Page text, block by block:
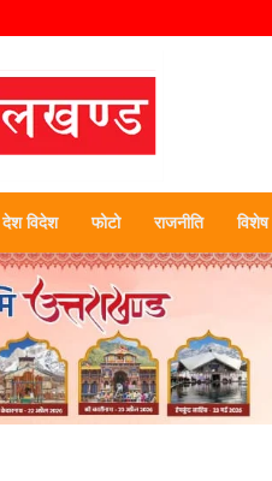
हिलखण्ड
देश विदेश फोटो राजनीति विशेष